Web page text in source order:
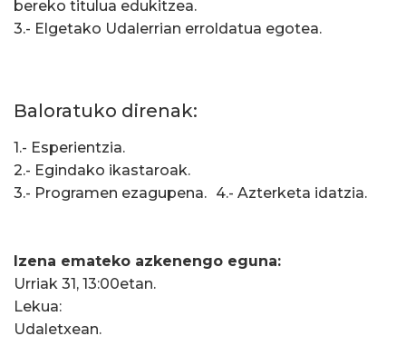
bereko titulua edukitzea.
3.- Elgetako Udalerrian erroldatua egotea.
Baloratuko direnak:
1.- Esperientzia.
2.- Egindako ikastaroak.
3.- Programen ezagupena. 4.- Azterketa idatzia.
Izena emateko azkenengo eguna:
Urriak 31, 13:00etan.
Lekua:
Udaletxean.